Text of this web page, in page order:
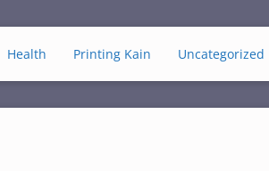
Health Printing Kain Uncategorized